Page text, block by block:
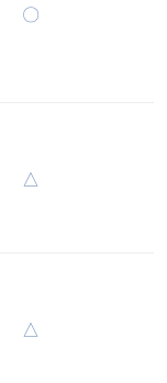
〇
△
△